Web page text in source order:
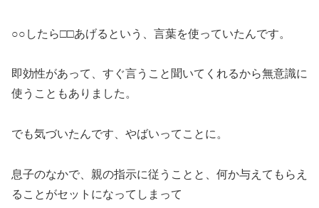
○○したら□□あげるという、言葉を使っていたんです。
即効性があって、すぐ言うこと聞いてくれるから無意識に
使うこともありました。
でも気づいたんです、やばいってことに。
息子のなかで、親の指示に従うことと、何か与えてもらえ
ることがセットになってしまって